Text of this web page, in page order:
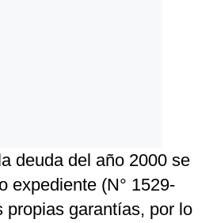
deuda del año 2000 se
expediente (N° 1529-
propias garantías, por lo